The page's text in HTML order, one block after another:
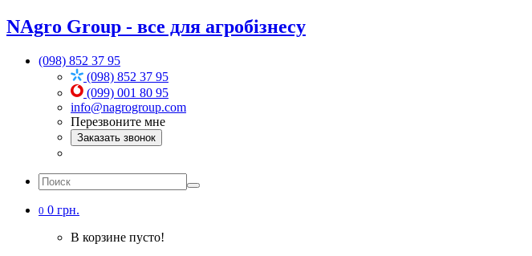
NAgro Group - все для агробізнесу
(098) 852 37 95
(098) 852 37 95
(099) 001 80 95
info@nagrogroup.com
Перезвоните мне
Заказать звонок
0 0 грн.
В корзине пусто!